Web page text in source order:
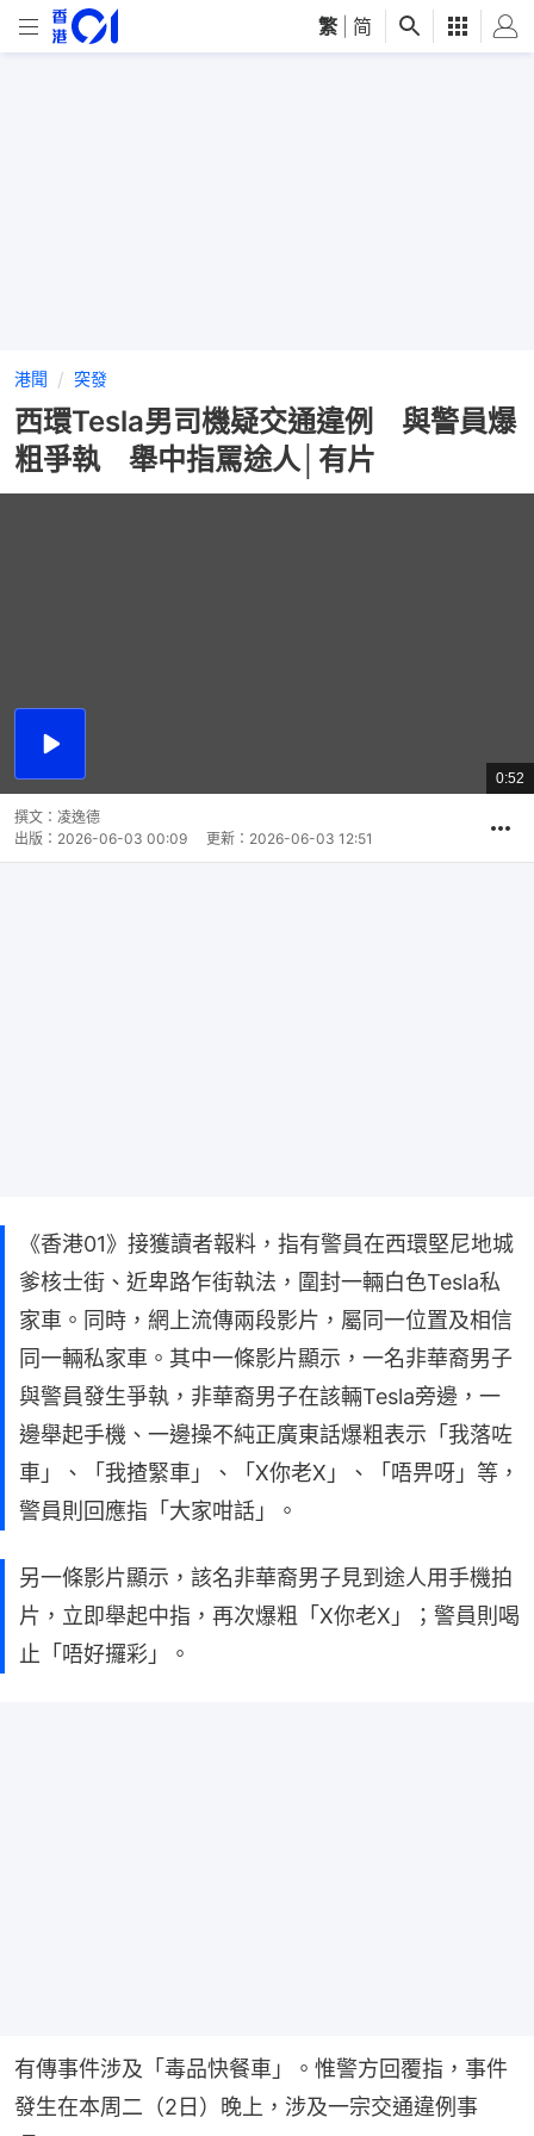
繁 简
港聞 突發
西環Tesla男司機疑交通違例 與警員爆
粗爭執 舉中指罵途人│有片
播
總
共
0:52
撰文： 凌逸德
出版： 2026-06-03 00:09 更新： 2026-06-03 12:51
《香港01》接獲讀者報料，指有警員在西環堅尼地城
爹核士街、近卑路乍街執法，圍封一輛白色Tesla私
家車。同時，網上流傳兩段影片，屬同一位置及相信
同一輛私家車。其中一條影片顯示，一名非華裔男子
與警員發生爭執，非華裔男子在該輛Tesla旁邊，一
邊舉起手機、一邊操不純正廣東話爆粗表示「我落咗
車」、「我揸緊車」、「X你老X」、「唔畀呀」等，
警員則回應指「大家咁話」。
另一條影片顯示，該名非華裔男子見到途人用手機拍
片，立即舉起中指，再次爆粗「X你老X」；警員則喝
止「唔好攞彩」。
有傳事件涉及「毒品快餐車」。惟警方回覆指，事件
發生在本周二（2日）晚上，涉及一宗交通違例事